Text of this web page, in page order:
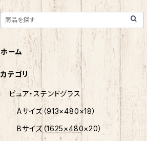
ホーム
カテゴリ
ピュア・ステンドグラス
Aサイズ（913×480×18）
Bサイズ（1625×480×20）